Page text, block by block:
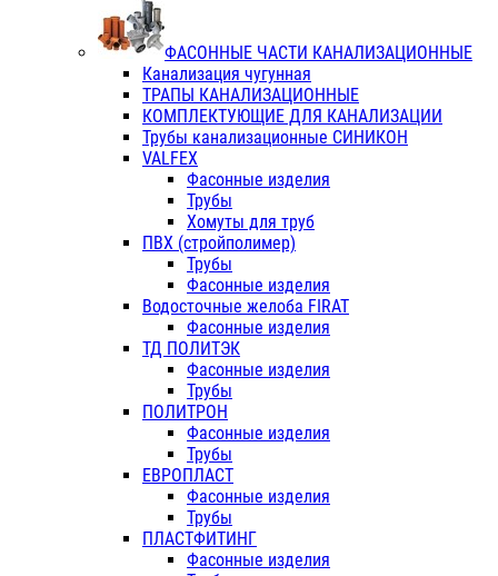
ФАСОННЫЕ ЧАСТИ КАНАЛИЗАЦИОННЫЕ
Канализация чугунная
ТРАПЫ КАНАЛИЗАЦИОННЫЕ
КОМПЛЕКТУЮЩИЕ ДЛЯ КАНАЛИЗАЦИИ
Трубы канализационные СИНИКОН
VALFEX
Фасонные изделия
Трубы
Хомуты для труб
ПВХ (стройполимер)
Трубы
Фасонные изделия
Водосточные желоба FIRAT
Фасонные изделия
ТД ПОЛИТЭК
Фасонные изделия
Трубы
ПОЛИТРОН
Фасонные изделия
Трубы
ЕВРОПЛАСТ
Фасонные изделия
Трубы
ПЛАСТФИТИНГ
Фасонные изделия